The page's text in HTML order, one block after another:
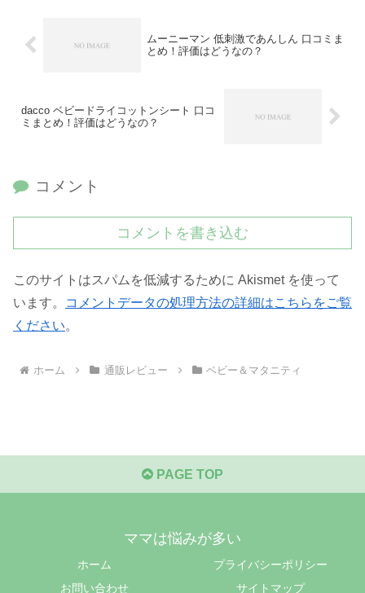
ムーニーマン 低刺激であんしん 口コミま
とめ！評価はどうなの？
dacco ベビードライコットンシート 口コ
ミまとめ！評価はどうなの？
コメント
コメントを書き込む
このサイトはスパムを低減するために Akismet を使って
います。
コメントデータの処理方法の詳細はこちらをご覧
ください。
ホーム 通販レビュー ベビー＆マタニティ
PAGE TOP
ママは悩みが多い
ホーム
プライバシーポリシー
お問い合わせ
サイトマップ